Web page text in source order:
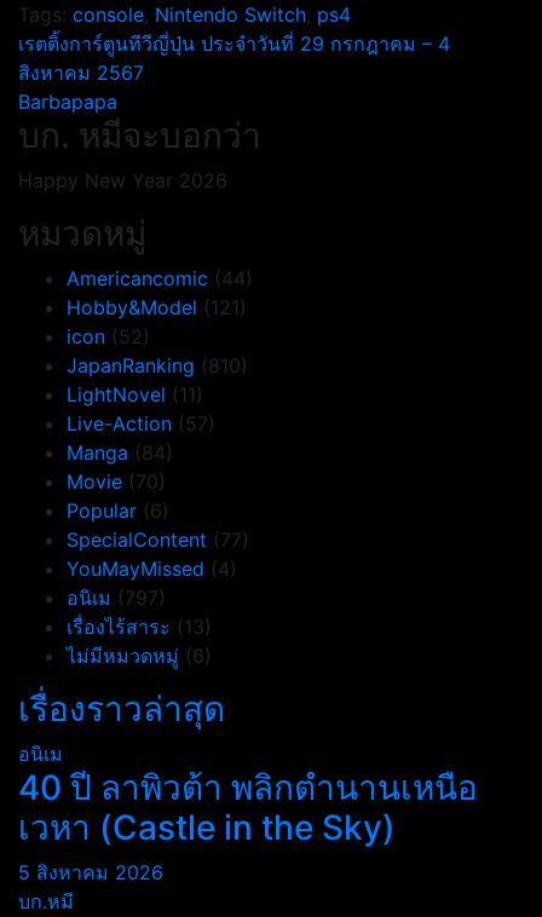
Tags: console, Nintendo Switch, ps4
แนะแนว
เรื่อง
เรตติ้งการ์ตูนทีวีญี่ปุ่น ประจำวันที่ 29 กรกฎาคม – 4
สิงหาคม 2567
Barbapapa
บก. หมีจะบอกว่า
Happy New Year 2026
หมวดหมู่
Americancomic (44)
Hobby&Model (121)
icon (52)
JapanRanking (810)
LightNovel (11)
Live-Action (57)
Manga (84)
Movie (70)
Popular (6)
SpecialContent (77)
YouMayMissed (4)
อนิเม (797)
เรื่องไร้สาระ (13)
ไม่มีหมวดหมู่ (6)
เรื่องราวล่าสุด
อนิเม
40 ปี ลาพิวต้า พลิกตำนานเหนือ
เวหา (Castle in the Sky)
5 สิงหาคม 2026
บก.หมี